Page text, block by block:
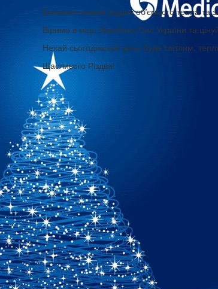
Бажаємо кожній родині об’ємного тепла
Віримо в міць Збройних Сил України та
Нехай сьогоднішній день буде світлим,
Щасливого Різдва!